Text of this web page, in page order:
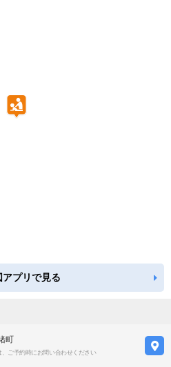
アプリで見る
町
ご予約時にお問い合わせください